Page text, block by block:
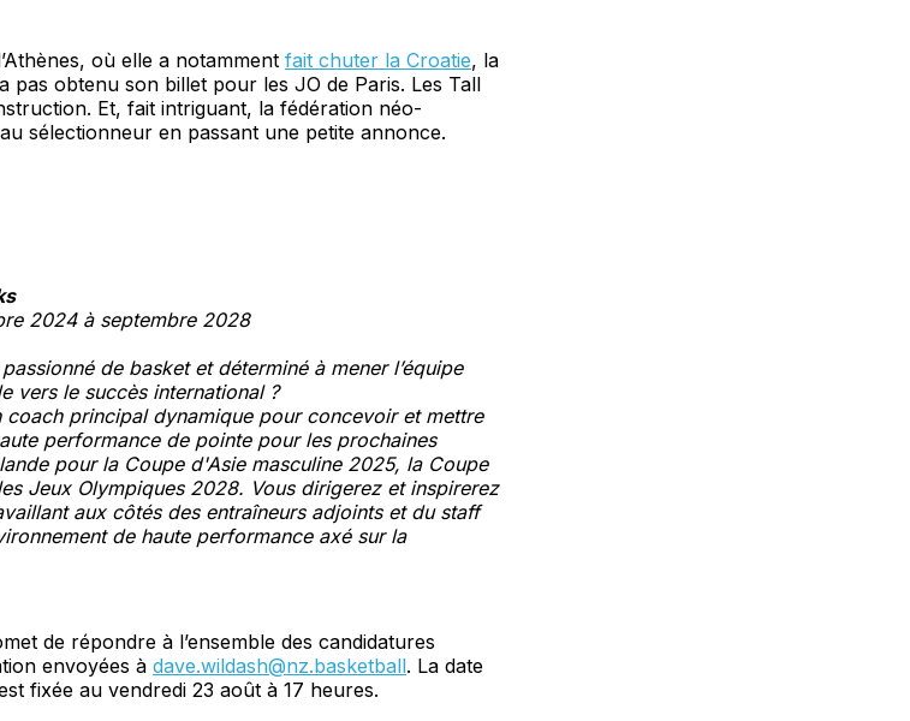
où elle a notamment fait chuter la Croatie, la
pas obtenu son billet pour les JO de Paris. Les Tall
Et, fait intriguant, la fédération néo-
sélectionneur en passant une petite annonce.
2024 à septembre 2028
de basket et déterminé à mener l’équipe
vers le succès international ?
coach principal dynamique pour concevoir et mettre
performance de pointe pour les prochaines
pour la Coupe d'Asie masculine ​​2025, la Coupe
Jeux Olympiques 2028. Vous dirigerez et inspirerez
aux côtés des entraîneurs adjoints et du staff
de haute performance axé sur la
de répondre à l’ensemble des candidatures
envoyées à dave.wildash@nz.basketball. La date
fixée au vendredi 23 août à 17 heures.